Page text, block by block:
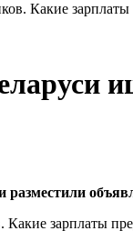
Какие зарплаты